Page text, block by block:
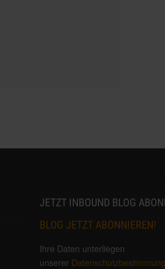
JETZT INBOUND BLOG
BLOG JETZT ABONNIEREN!
Ihre Daten unterliegen
unserer Datenschutzbestimmung